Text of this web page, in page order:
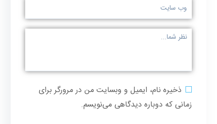
ذخیره نام، ایمیل و وبسایت من در مرورگر برای
زمانی که دوباره دیدگاهی می‌نویسم.